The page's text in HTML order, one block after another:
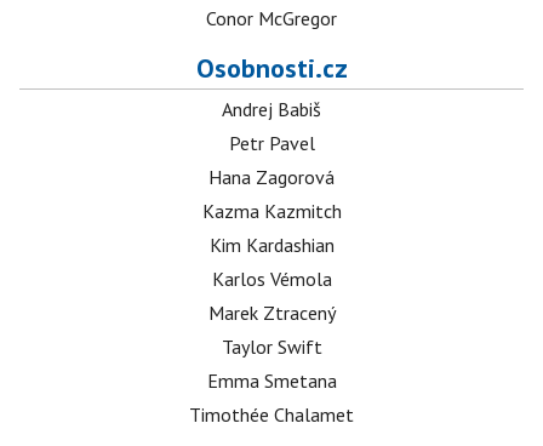
Conor McGregor
Osobnosti.cz
Andrej Babiš
Petr Pavel
Hana Zagorová
Kazma Kazmitch
Kim Kardashian
Karlos Vémola
Marek Ztracený
Taylor Swift
Emma Smetana
Timothée Chalamet